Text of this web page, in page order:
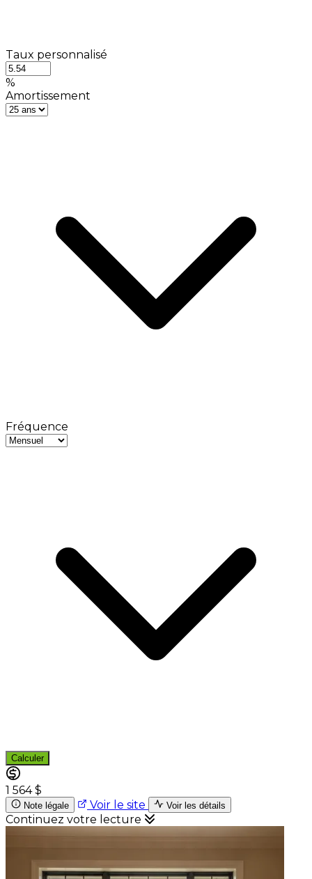
Taux personnalisé
%
Amortissement
Fréquence
Calculer
1 564 $
Note légale Voir le site Voir les détails
Continuez votre lecture